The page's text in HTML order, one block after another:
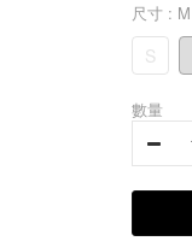
尺寸 : M
S
數量